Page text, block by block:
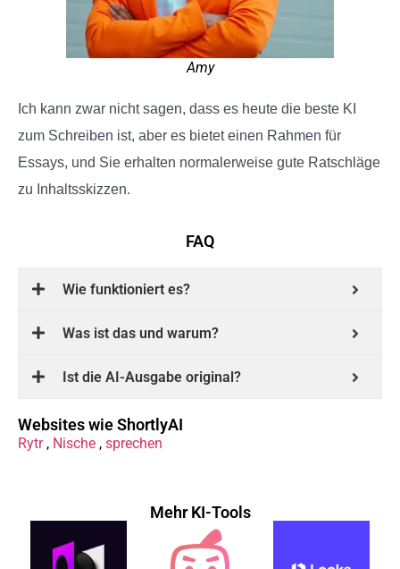
Amy
Ich kann zwar nicht sagen, dass es heute die beste KI
zum Schreiben ist, aber es bietet einen Rahmen für
Essays, und Sie erhalten normalerweise gute Ratschläge
zu Inhaltsskizzen.
FAQ
Wie funktioniert es?
Was ist das und warum?
Ist die AI-Ausgabe original?
Websites wie ShortlyAI
Rytr, Nische , sprechen
Mehr KI-Tools